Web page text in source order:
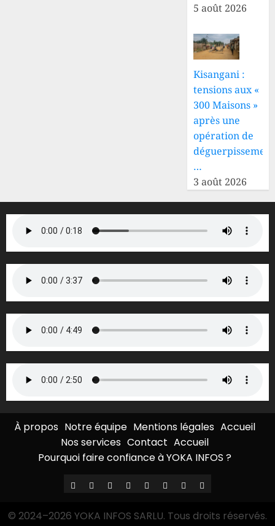
5 août 2026
Kisangani :
tensions aux «
300 Maisons »
après une
opération de
…
3 août 2026
À propos Notre équipe Mentions légales Accueil
Nos services Contact Accueil
Pourquoi faire confiance à YOKA INFOS ?
À
NotreMentions
Accueil
Nos
ContactAccueilPourquoi
confiance
© 2024–2026 YOKA INFOS SARLU. Tous droits réservés.